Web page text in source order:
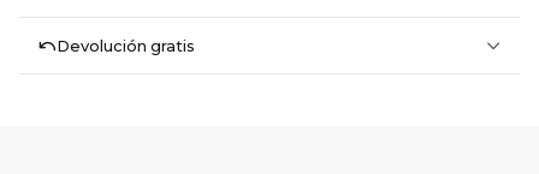
Devolución gratis